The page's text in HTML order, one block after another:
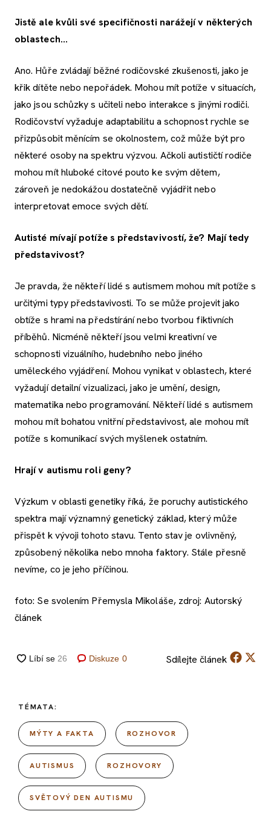
Jistě ale kvůli své specifičnosti narážejí v některých
oblastech…
Ano. Hůře zvládají běžné rodičovské zkušenosti, jako je
křik dítěte nebo nepořádek. Mohou mít potíže v situacích,
jako jsou schůzky s učiteli nebo interakce s jinými rodiči.
Rodičovství vyžaduje adaptabilitu a schopnost rychle se
přizpůsobit měnícím se okolnostem, což může být pro
některé osoby na spektru výzvou. Ačkoli autističtí rodiče
mohou mít hluboké citové pouto ke svým dětem,
zároveň je nedokážou dostatečně vyjádřit nebo
interpretovat emoce svých dětí.
Autisté mívají potíže s představivostí, že? Mají tedy
představivost?
Je pravda, že někteří lidé s autismem mohou mít potíže s
určitými typy představivosti. To se může projevit jako
obtíže s hrami na předstírání nebo tvorbou fiktivních
příběhů. Nicméně někteří jsou velmi kreativní ve
schopnosti vizuálního, hudebního nebo jiného
uměleckého vyjádření. Mohou vynikat v oblastech, které
vyžadují detailní vizualizaci, jako je umění, design,
matematika nebo programování. Někteří lidé s autismem
mohou mít bohatou vnitřní představivost, ale mohou mít
potíže s komunikací svých myšlenek ostatním.
Hrají v autismu roli geny?
Výzkum v oblasti genetiky říká, že poruchy autistického
spektra mají významný genetický základ, který může
přispět k vývoji tohoto stavu. Tento stav je ovlivněný,
způsobený několika nebo mnoha faktory. Stále přesně
nevíme, co je jeho příčinou.
foto: Se svolením Přemysla Mikoláše, zdroj: Autorský
článek
Diskuze 0 Sdílejte článek
TÉMATA:
MÝTY A FAKTA ROZHOVOR
AUTISMUS ROZHOVORY
SVĚTOVÝ DEN AUTISMU